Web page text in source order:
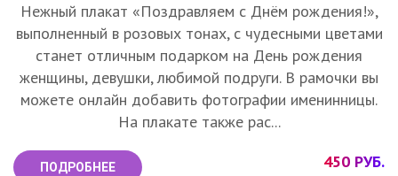
Нежный плакат «Поздравляем с Днём рождения!»,
выполненный в розовых тонах, с чудесными цветами
станет отличным подарком на День рождения
женщины, девушки, любимой подруги. В рамочки вы
можете онлайн добавить фотографии именинницы.
На плакате также рас...
ПОДРОБНЕЕ 450 РУБ.